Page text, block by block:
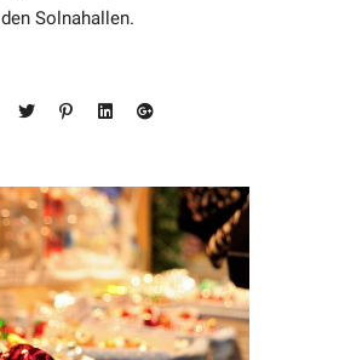
den Solnahallen.